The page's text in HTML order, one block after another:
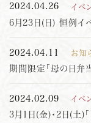
2024.04.26 イベ
6月23日(日) 恒例イ
2024.04.11 お知
期間限定「母の日弁
2024.02.09 イベ
3月1日(金)・2日(土)